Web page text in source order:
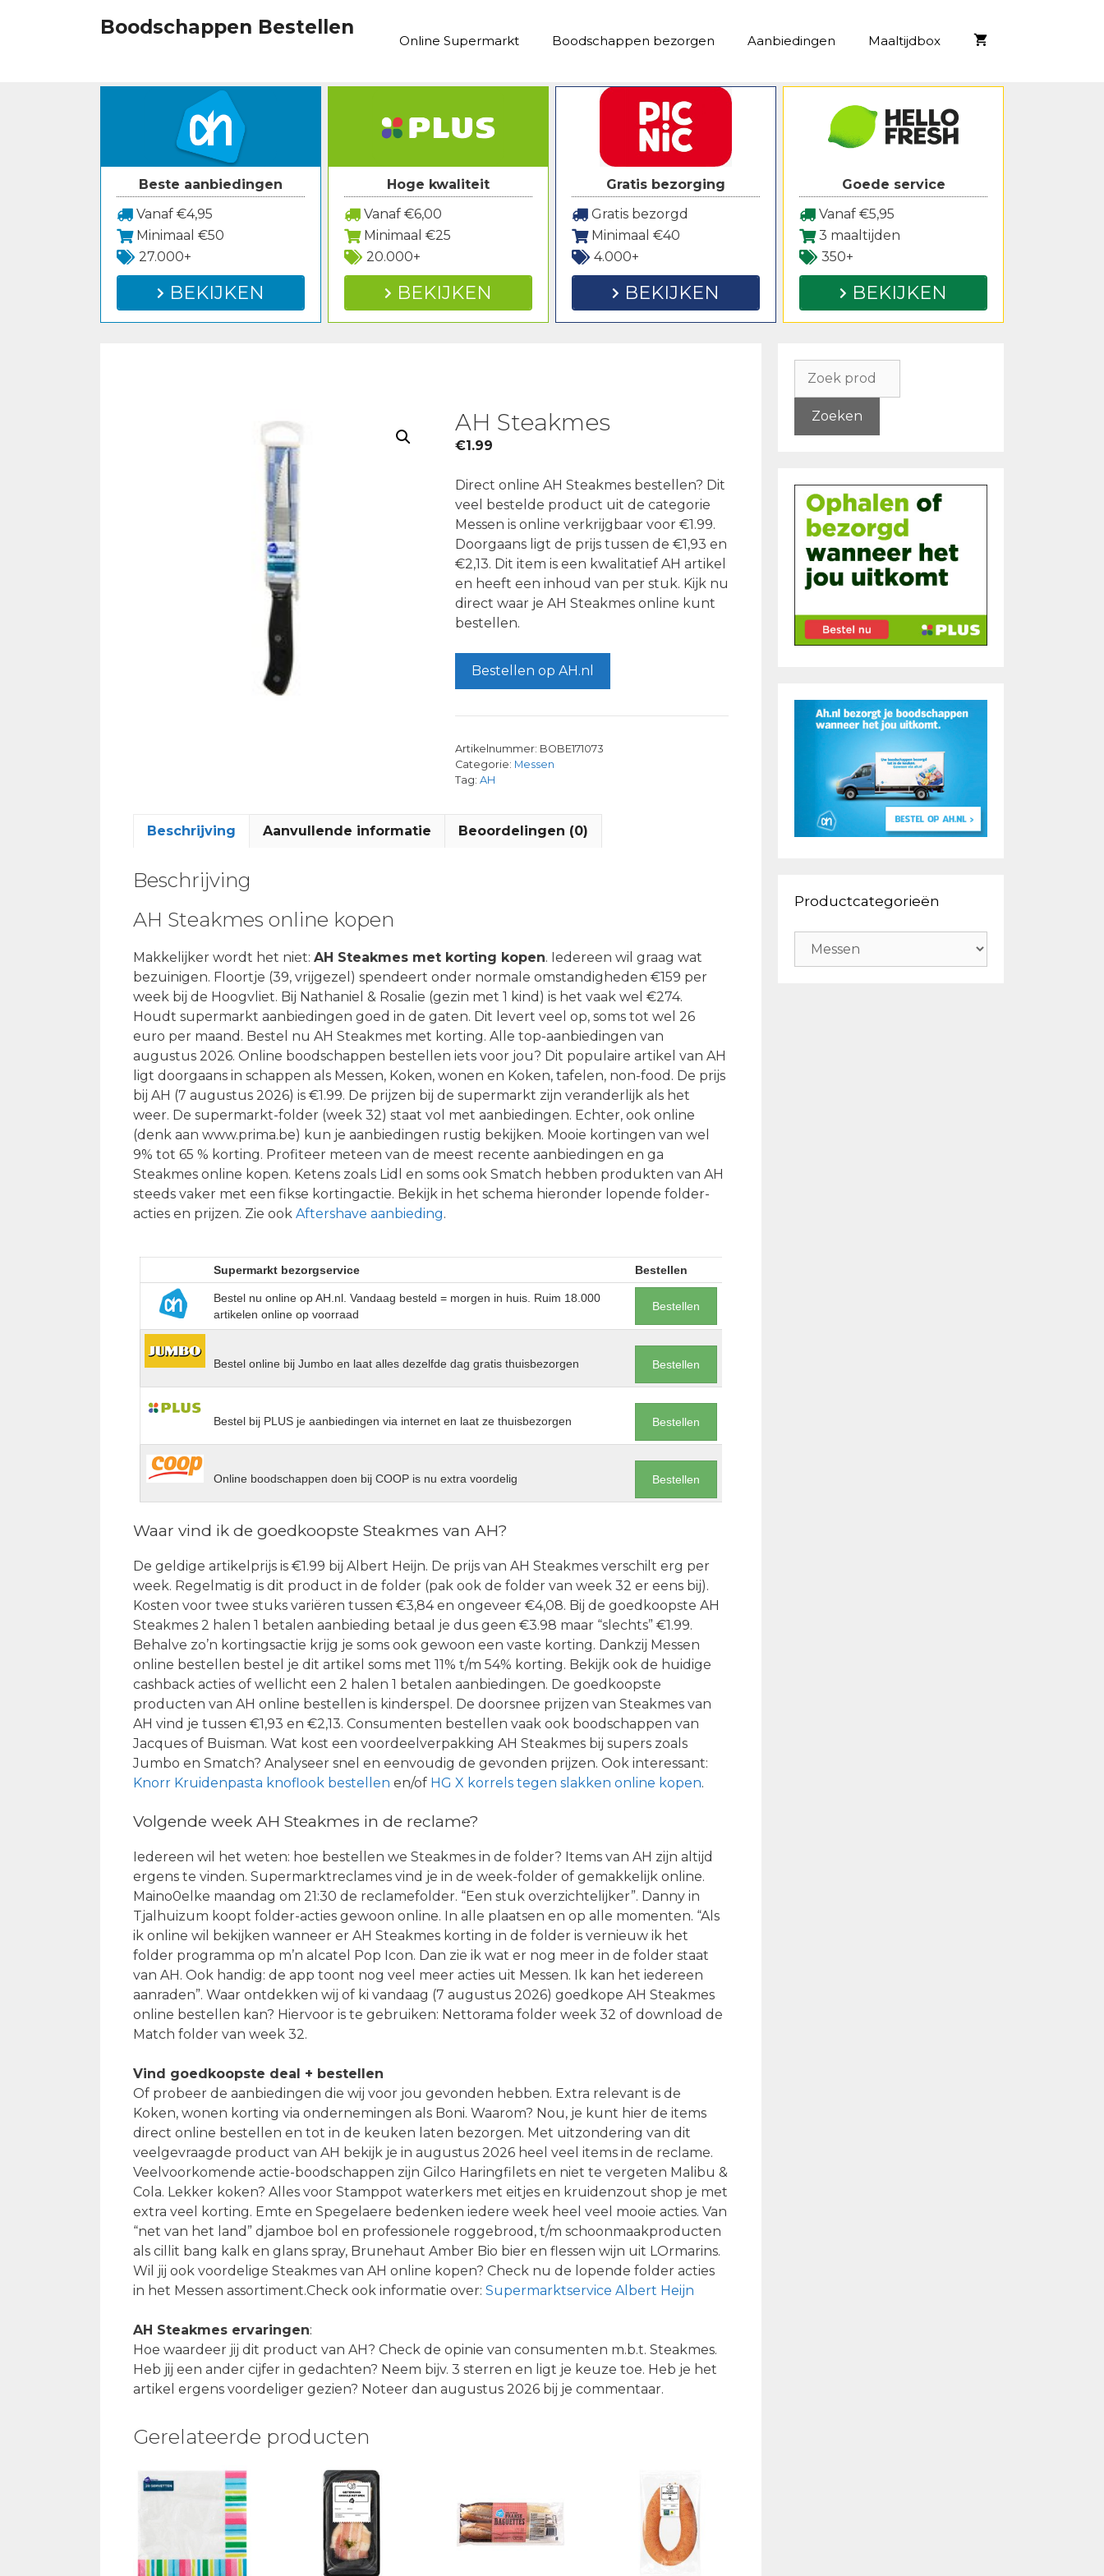
Boodschappen Bestellen
Online Supermarkt Boodschappen bezorgen Aanbiedingen Maaltijdbox
Beste aanbiedingen
Vanaf €4,95
Minimaal €50
27.000+
BEKIJKEN
Hoge kwaliteit
Vanaf €6,00
Minimaal €25
20.000+
BEKIJKEN
Gratis bezorging
Gratis bezorgd
Minimaal €40
4.000+
BEKIJKEN
Goede service
Vanaf €5,95
3 maaltijden
350+
BEKIJKEN
AH Steakmes
€1.99
Direct online AH Steakmes bestellen? Dit
veel bestelde product uit de categorie
Messen is online verkrijgbaar voor €1.99.
Doorgaans ligt de prijs tussen de €1,93 en
€2,13. Dit item is een kwalitatief AH artikel
en heeft een inhoud van per stuk. Kijk nu
direct waar je AH Steakmes online kunt
bestellen.
Bestellen op AH.nl
Artikelnummer: BOBE171073
Categorie: Messen
Tag: AH
Beschrijving Aanvullende informatie Beoordelingen (0)
Beschrijving
AH Steakmes online kopen
Makkelijker wordt het niet: AH Steakmes met korting kopen. Iedereen wil graag wat
bezuinigen. Floortje (39, vrijgezel) spendeert onder normale omstandigheden €159 per
week bij de Hoogvliet. Bij Nathaniel & Rosalie (gezin met 1 kind) is het vaak wel €274.
Houdt supermarkt aanbiedingen goed in de gaten. Dit levert veel op, soms tot wel 26
euro per maand. Bestel nu AH Steakmes met korting. Alle top-aanbiedingen van
augustus 2026. Online boodschappen bestellen iets voor jou? Dit populaire artikel van AH
ligt doorgaans in schappen als Messen, Koken, wonen en Koken, tafelen, non-food. De prijs
bij AH (7 augustus 2026) is €1.99. De prijzen bij de supermarkt zijn veranderlijk als het
weer. De supermarkt-folder (week 32) staat vol met aanbiedingen. Echter, ook online
(denk aan www.prima.be) kun je aanbiedingen rustig bekijken. Mooie kortingen van wel
9% tot 65 % korting. Profiteer meteen van de meest recente aanbiedingen en ga
Steakmes online kopen. Ketens zoals Lidl en soms ook Smatch hebben produkten van AH
steeds vaker met een fikse kortingactie. Bekijk in het schema hieronder lopende folder-
acties en prijzen. Zie ook Aftershave aanbieding.
Supermarkt bezorgservice Bestellen
Bestel nu online op AH.nl. Vandaag besteld = morgen in huis. Ruim 18.000
artikelen online op voorraad
Bestellen
Bestel online bij Jumbo en laat alles dezelfde dag gratis thuisbezorgen Bestellen
Bestel bij PLUS je aanbiedingen via internet en laat ze thuisbezorgen Bestellen
Online boodschappen doen bij COOP is nu extra voordelig Bestellen
Waar vind ik de goedkoopste Steakmes van AH?
De geldige artikelprijs is €1.99 bij Albert Heijn. De prijs van AH Steakmes verschilt erg per
week. Regelmatig is dit product in de folder (pak ook de folder van week 32 er eens bij).
Kosten voor twee stuks variëren tussen €3,84 en ongeveer €4,08. Bij de goedkoopste AH
Steakmes 2 halen 1 betalen aanbieding betaal je dus geen €3.98 maar “slechts” €1.99.
Behalve zo’n kortingsactie krijg je soms ook gewoon een vaste korting. Dankzij Messen
online bestellen bestel je dit artikel soms met 11% t/m 54% korting. Bekijk ook de huidige
cashback acties of wellicht een 2 halen 1 betalen aanbiedingen. De goedkoopste
producten van AH online bestellen is kinderspel. De doorsnee prijzen van Steakmes van
AH vind je tussen €1,93 en €2,13. Consumenten bestellen vaak ook boodschappen van
Jacques of Buisman. Wat kost een voordeelverpakking AH Steakmes bij supers zoals
Jumbo en Smatch? Analyseer snel en eenvoudig de gevonden prijzen. Ook interessant:
Knorr Kruidenpasta knoflook bestellen en/of HG X korrels tegen slakken online kopen.
Volgende week AH Steakmes in de reclame?
Iedereen wil het weten: hoe bestellen we Steakmes in de folder? Items van AH zijn altijd
ergens te vinden. Supermarktreclames vind je in de week-folder of gemakkelijk online.
Maino0elke maandag om 21:30 de reclamefolder. “Een stuk overzichtelijker”. Danny in
Tjalhuizum koopt folder-acties gewoon online. In alle plaatsen en op alle momenten. “Als
ik online wil bekijken wanneer er AH Steakmes korting in de folder is vernieuw ik het
folder programma op m’n alcatel Pop Icon. Dan zie ik wat er nog meer in de folder staat
van AH. Ook handig: de app toont nog veel meer acties uit Messen. Ik kan het iedereen
aanraden”. Waar ontdekken wij of ki vandaag (7 augustus 2026) goedkope AH Steakmes
online bestellen kan? Hiervoor is te gebruiken: Nettorama folder week 32 of download de
Match folder van week 32.
Vind goedkoopste deal + bestellen
Of probeer de aanbiedingen die wij voor jou gevonden hebben. Extra relevant is de
Koken, wonen korting via ondernemingen als Boni. Waarom? Nou, je kunt hier de items
direct online bestellen en tot in de keuken laten bezorgen. Met uitzondering van dit
veelgevraagde product van AH bekijk je in augustus 2026 heel veel items in de reclame.
Veelvoorkomende actie-boodschappen zijn Gilco Haringfilets en niet te vergeten Malibu &
Cola. Lekker koken? Alles voor Stamppot waterkers met eitjes en kruidenzout shop je met
extra veel korting. Emte en Spegelaere bedenken iedere week heel veel mooie acties. Van
“net van het land” djamboe bol en professionele roggebrood, t/m schoonmaakproducten
als cillit bang kalk en glans spray, Brunehaut Amber Bio bier en flessen wijn uit LOrmarins.
Wil jij ook voordelige Steakmes van AH online kopen? Check nu de lopende folder acties
in het Messen assortiment.Check ook informatie over: Supermarktservice Albert Heijn
AH Steakmes ervaringen:
Hoe waardeer jij dit product van AH? Check de opinie van consumenten m.b.t. Steakmes.
Heb jij een ander cijfer in gedachten? Neem bijv. 3 sterren en ligt je keuze toe. Heb je het
artikel ergens voordeliger gezien? Noteer dan augustus 2026 bij je commentaar.
Gerelateerde producten
naar:
Zoeken
Productcategorieën